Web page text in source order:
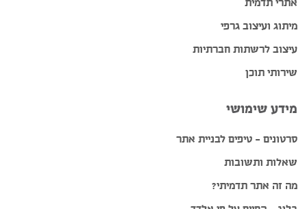
אתרי תדמית
מיתוג ועיצוב גרפי
עיצוב לרשתות חברתיות
שירותי תוכן
מידע שימושי
סרטונים – טיפים לבניית אתר
שאלות ותשובות
מה זה אתר תדמיתי?